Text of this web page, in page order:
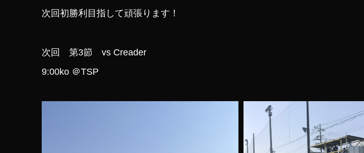
次回初勝利目指して頑張ります！
次回 第3節 vs Creader
9:00ko ＠TSP